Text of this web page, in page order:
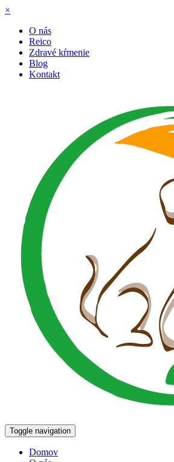
×
O nás
Reico
Zdravé kŕmenie
Blog
Kontakt
Toggle navigation
Domov